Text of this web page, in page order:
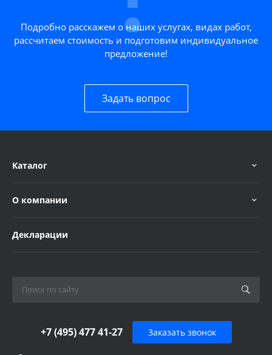
Подробно расскажем о наших услугах, видах работ,
рассчитаем стоимость и подготовим индивидуальное
предложение!
Задать вопрос
Каталог
О компании
Декларации
+7 (495) 477 41-27 Заказать звонок